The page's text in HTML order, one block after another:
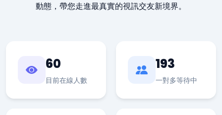
動態，帶您走進最真實的視訊交友新境界。
60
目前在線人數
193
一對多等待中